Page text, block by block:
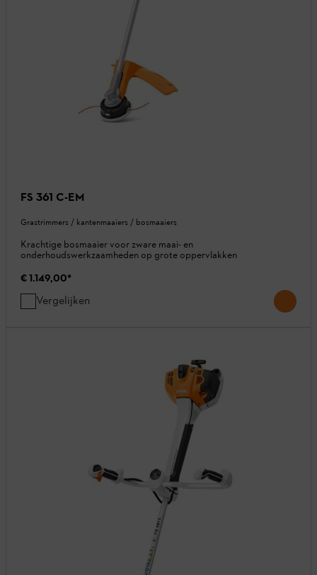
FS 361 C-EM
Grastrimmers / kantenmaaiers / bosmaaiers
Krachtige bosmaaier voor zware maai- en
onderhoudswerkzaamheden op grote oppervlakken
€ 1.149,00*
Vergelijken